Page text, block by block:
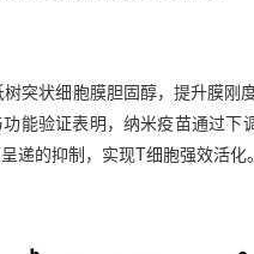
突状细胞膜胆固醇，提升膜
能验证表明，纳米疫苗通过
递的抑制，实现T细胞强效活化。